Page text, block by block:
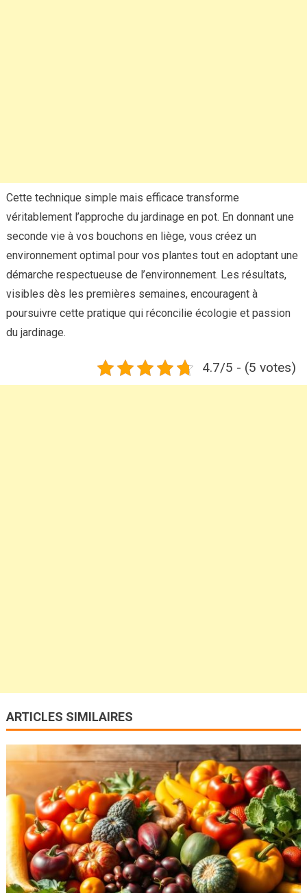
Cette technique simple mais efficace transforme
véritablement l’approche du jardinage en pot. En donnant une
seconde vie à vos bouchons en liège, vous créez un
environnement optimal pour vos plantes tout en adoptant une
démarche respectueuse de l’environnement. Les résultats,
visibles dès les premières semaines, encouragent à
poursuivre cette pratique qui réconcilie écologie et passion
du jardinage.
4.7/5 - (5 votes)
ARTICLES SIMILAIRES